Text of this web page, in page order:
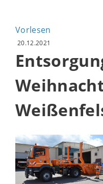
Vorlesen
20.12.2021